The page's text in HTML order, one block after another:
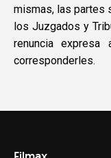
mismas, las partes
los Juzgados y
renuncia
corresponderles.